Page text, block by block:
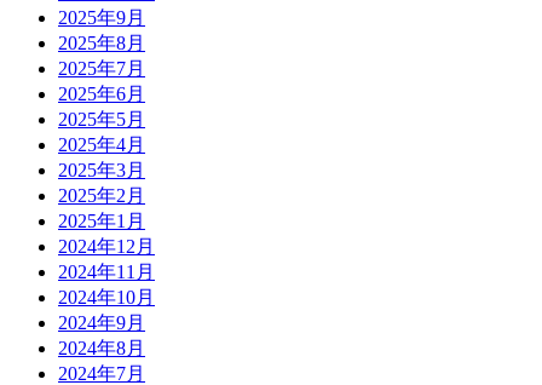
2025年9月
2025年8月
2025年7月
2025年6月
2025年5月
2025年4月
2025年3月
2025年2月
2025年1月
2024年12月
2024年11月
2024年10月
2024年9月
2024年8月
2024年7月